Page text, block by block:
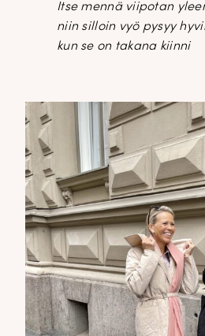
Itse mennä viipotan
niin silloin vyö pysyy
kun se on takana kiinni